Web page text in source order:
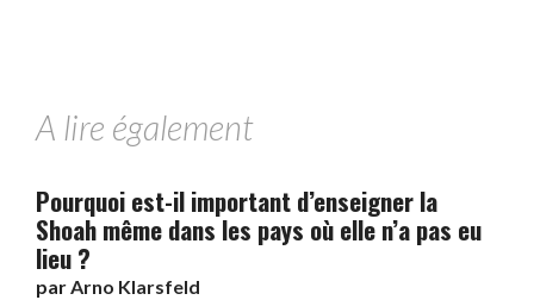
A lire également
Pourquoi est-il important d’enseigner la
Shoah même dans les pays où elle n’a pas eu
lieu ?
parArno Klarsfeld